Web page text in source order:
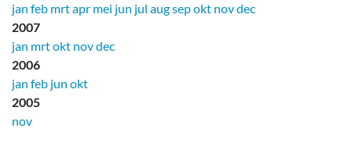
jan feb mrtapr mei jun jul augsepokt novdec
2007
jan mrtokt novdec
2006
jan feb jun okt
2005
nov